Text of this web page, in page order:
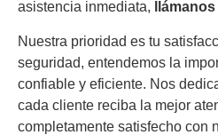
asistencia inmediata,
Nuestra prioridad es tu
seguridad, entendemos la
confiable y eficiente. Nos
cada cliente reciba la mejor
completamente satisfecho con